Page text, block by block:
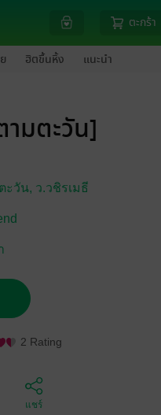
ตะกร้า
ฮิตขึ้นหิ้ง แนะนำ
มตะวัน]
ะวัน, ว.วชิรเมธี
2 Rating
แชร์